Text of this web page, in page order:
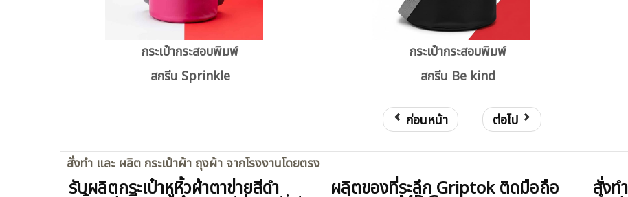
กระเป๋ากระสอบพิมพ์
สกรีน Sprinkle
กระเป๋ากระสอบพิมพ์
สกรีน Be kind
ก่อนหน้า ต่อไป
สั่งทำ และ ผลิต กระเป๋าผ้า ถุงผ้า จากโรงงานโดยตรง
รับผลิตกระเป๋าหูหิ้วผ้าตาข่ายสีดำ ผลิตของที่ระลึก Griptok ติดมือถือ สั่งท